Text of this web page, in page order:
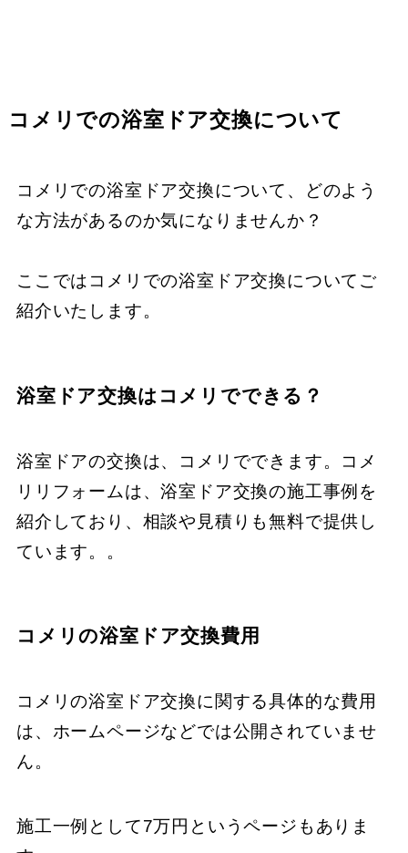
コメリでの浴室ドア交換について
コメリでの浴室ドア交換について、どのよう
な方法があるのか気になりませんか？
ここではコメリでの浴室ドア交換についてご
紹介いたします。
浴室ドア交換はコメリでできる？
浴室ドアの交換は、コメリでできます。コメ
リリフォームは、浴室ドア交換の施工事例を
紹介しており、相談や見積りも無料で提供し
ています。。
コメリの浴室ドア交換費用
コメリの浴室ドア交換に関する具体的な費用
は、ホームページなどでは公開されていませ
ん。
施工一例として7万円というページもありま